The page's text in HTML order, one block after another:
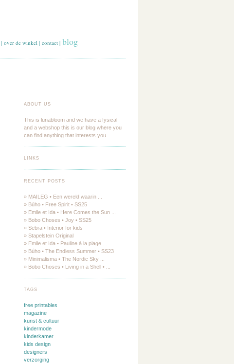
| over de winkel | contact | blog
ABOUT US
This is lunabloom and we have a fysical
and a webshop this is our blog where you
can find anything that interests you.
LINKS
RECENT POSTS
» MAILEG • Een wereld waarin ...
» Búho • Free Spirit • SS25
» Emile et Ida • Here Comes the Sun ...
» Bobo Choses • Joy • SS25
» Sebra • Interior for kids
» Stapelstein Original
» Emile et Ida • Pauline à la plage ...
» Búho • The Endless Summer • SS23
» Minimalisma • The Nordic Sky ...
» Bobo Choses • Living in a Shell • ...
TAGS
free printables
magazine
kunst & cultuur
kindermode
kinderkamer
kids design
designers
verzorging